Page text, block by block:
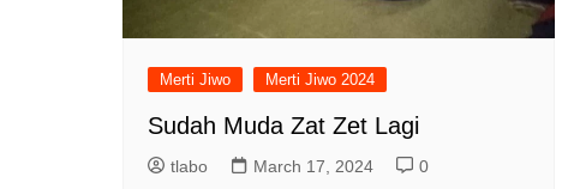
Merti Jiwo Merti Jiwo 2024
Sudah Muda Zat Zet Lagi
tlabo March 17, 2024 0